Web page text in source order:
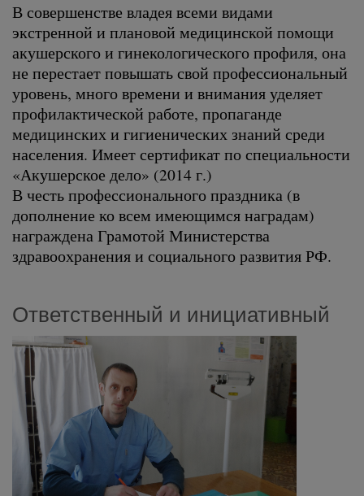
В совершенстве владея всеми видами
экстренной и плановой медицинской помощи
акушерского и гинекологического профиля, она
не перестает повышать свой профессиональный
уровень, много времени и внимания уделяет
профилактической работе, пропаганде
медицинских и гигиенических знаний среди
населения. Имеет сертификат по специальности
«Акушерское дело» (2014 г.)
В честь профессионального праздника (в
дополнение ко всем имеющимся наградам)
награждена Грамотой Министерства
здравоохранения и социального развития РФ.
Ответственный и инициативный